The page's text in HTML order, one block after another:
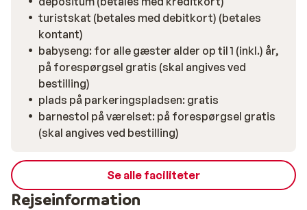
turistskat (betales med debitkort) (betales
kontant)
babyseng: for alle gæster alder op til 1 (inkl.) år,
på forespørgsel gratis (skal angives ved
bestilling)
plads på parkeringspladsen: gratis
barnestol på værelset: på forespørgsel gratis
(skal angives ved bestilling)
Se alle faciliteter
Rejseinformation